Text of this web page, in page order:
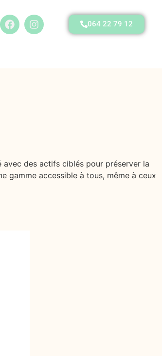
064 22 79 12
avec des actifs ciblés pour préserver la
gamme accessible à tous, même à ceux